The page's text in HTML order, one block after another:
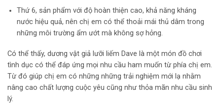
Thứ 6, sản phẩm với độ hoàn thiện cao, khả năng kháng
nước hiệu quả, nên chị em có thể thoải mái thủ dâm trong
những môi trường ẩm ướt mà không sợ hỏng.
Có thể thấy, dương vật giả lưỡi liếm Dave là một món đồ chơi
tình dục có thể đáp ứng mọi nhu cầu ham muốn từ phía chị em.
Từ đó giúp chị em có những những trải nghiệm mới lạ nhằm
nâng cao chất lượng cuộc yêu cũng như thỏa mãn nhu cầu sinh
lý.